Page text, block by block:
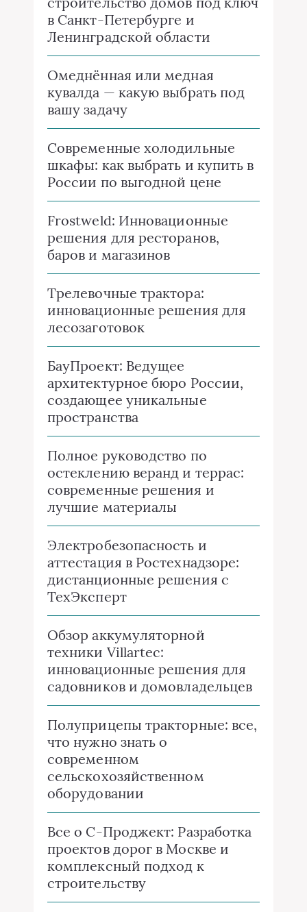
в Санкт-Петербурге и
Ленинградской области
Омеднённая или медная
кувалда — какую выбрать под
вашу задачу
Современные холодильные
шкафы: как выбрать и купить в
России по выгодной цене
Frostweld: Инновационные
решения для ресторанов,
баров и магазинов
Трелевочные трактора:
инновационные решения для
лесозаготовок
БауПроект: Ведущее
архитектурное бюро России,
создающее уникальные
пространства
Полное руководство по
остеклению веранд и террас:
современные решения и
лучшие материалы
Электробезопасность и
аттестация в Ростехнадзоре:
дистанционные решения с
ТехЭксперт
Обзор аккумуляторной
техники Villartec:
инновационные решения для
садовников и домовладельцев
Полуприцепы тракторные: все,
что нужно знать о
современном
сельскохозяйственном
оборудовании
Все о C-Проджект: Разработка
проектов дорог в Москве и
комплексный подход к
строительству